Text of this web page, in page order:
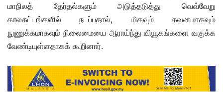
மாநிலத் தேர்தல்களும் அடுத்தடுத்து வெவ்வேறு
காலகட்டங்களில் நடப்பதால், மிகவும் கவனமாகவும்
நுணுக்கமாகவும் நிலைமையை ஆராய்ந்து வியூகங்களை வகுக்க
வேண்டியுள்ளதாகக் கூறினார்.